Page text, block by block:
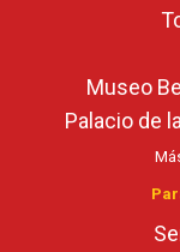
Museo
Palacio de